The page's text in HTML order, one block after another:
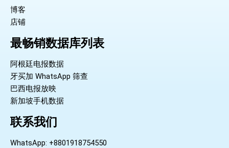
博客
店铺
最畅销数据库列表
阿根廷电报数据
牙买加 WhatsApp 筛查
巴西电报放映
新加坡手机数据
联系我们
WhatsApp: +8801918754550